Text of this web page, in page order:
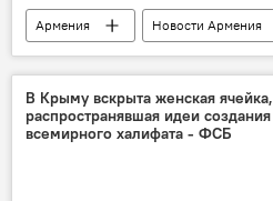
Армения
Новости Армения
священник
В Крыму вскрыта женская ячейка,
распространявшая идеи создания
всемирного халифата - ФСБ